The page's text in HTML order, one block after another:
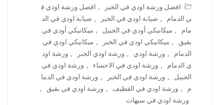
افضل ورشة اودي في الخبر
, افضل ورشة اودي ف
ي الدمام
, صيانة اودي في الخبر , صيانة اودي في الد
مام
, ميكانيكي أودي في الجبيل , ميكانيكي أودي في
بقيق
, ميكانيكي اودي في الخبر , ميكانيكي اودي في
الدمام
, ورشة اودي , ورشة اودي الخبر , ورشة اود
ي الدمام
, ورشة اودي في الاحساء , ورشة اودي في
الجبيل
, ورشة اودي في الخبر , ورشة اودي في الدما
م
, ورشة اودي في القطيف , ورشة اودي في بقيق
,
ورشة اودي في سيهات